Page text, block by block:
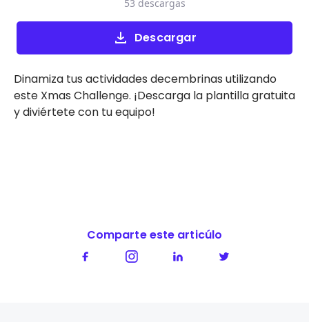
Descargar
53 descargas
Dinamiza tus actividades decembrinas utilizando
este Xmas Challenge. ¡Descarga la plantilla gratuita
y diviértete con tu equipo!
Comparte este articúlo